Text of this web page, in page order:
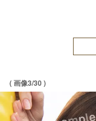
( 画像3/30 )